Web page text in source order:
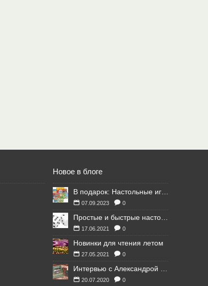
Новое в блоге
07.09.2023 0
17.06.2021 0
Новинки для чтения летом
27.05.2021 0
20.07.2020 0